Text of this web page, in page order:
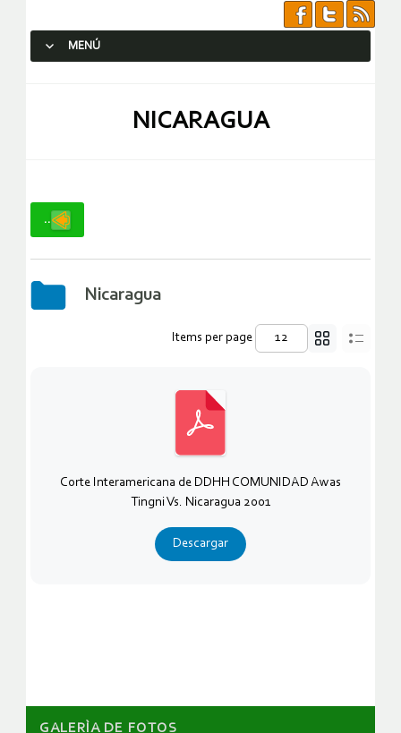
MENÚ
NICARAGUA
..
Nicaragua
Items per page
Corte Interamericana de DDHH COMUNIDAD Awas
Tingni Vs. Nicaragua 2001
Descargar
GALERÌA DE FOTOS